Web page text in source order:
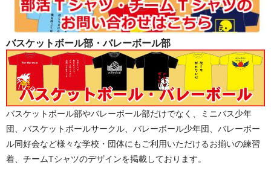
バスケットボール部・バレーボール部
バスケットボール部やバレーボール部だけでなく、ミニバス少年
団、バスケットボールサークル、バレーボール少年団、バレーボー
ル同好会など様々な学校・団体にもご利用いただけるお揃いの練習
着、チームTシャツのデザインを掲載しております。